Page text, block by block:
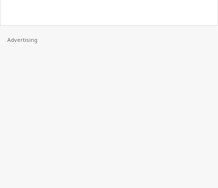
Advertising